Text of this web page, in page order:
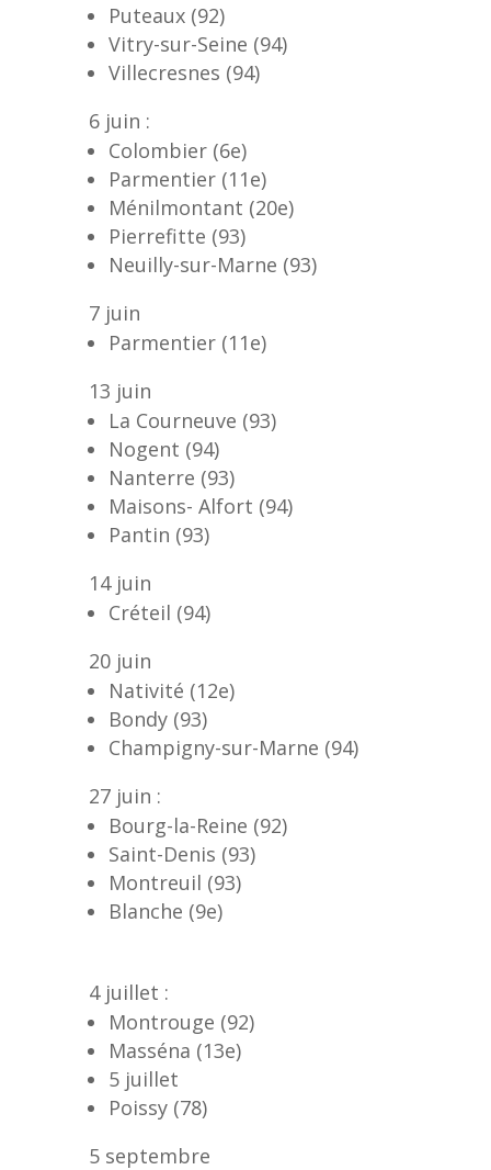
Puteaux (92)
Vitry-sur-Seine (94)
Villecresnes (94)
6 juin :
Colombier (6e)
Parmentier (11e)
Ménilmontant (20e)
Pierrefitte (93)
Neuilly-sur-Marne (93)
7 juin
Parmentier (11e)
13 juin
La Courneuve (93)
Nogent (94)
Nanterre (93)
Maisons- Alfort (94)
Pantin (93)
14 juin
Créteil (94)
20 juin
Nativité (12e)
Bondy (93)
Champigny-sur-Marne (94)
27 juin :
Bourg-la-Reine (92)
Saint-Denis (93)
Montreuil (93)
Blanche (9e)
4 juillet :
Montrouge (92)
Masséna (13e)
5 juillet
Poissy (78)
5 septembre